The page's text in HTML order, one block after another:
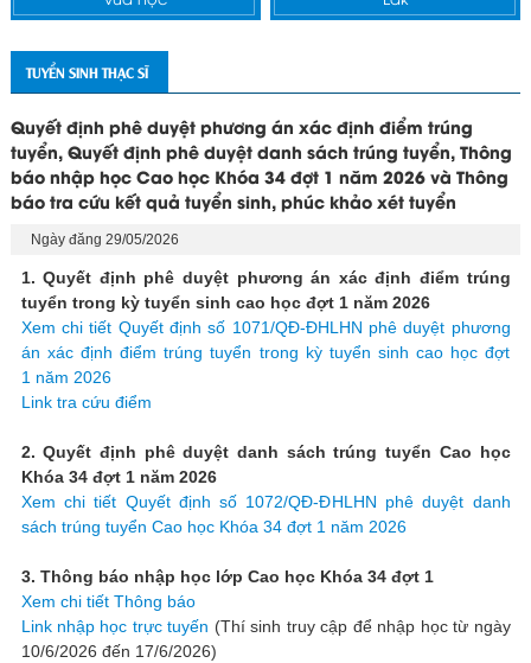
TUYỂN SINH THẠC SĨ
Quyết định phê duyệt phương án xác định điểm trúng
tuyển, Quyết định phê duyệt danh sách trúng tuyển, Thông
báo nhập học Cao học Khóa 34 đợt 1 năm 2026 và Thông
báo tra cứu kết quả tuyển sinh, phúc khảo xét tuyển
Ngày đăng 29/05/2026
1. Quyết định phê duyệt phương án xác định điểm trúng
tuyển trong kỳ tuyển sinh cao học đợt 1 năm 2026
Xem chi tiết Quyết định số 1071/QĐ-ĐHLHN phê duyệt phương
án xác định điểm trúng tuyển trong kỳ tuyển sinh cao học đợt
1 năm 2026
Link tra cứu điểm
2. Quyết định phê duyệt danh sách trúng tuyển Cao học
Khóa 34 đợt 1 năm 2026
Xem chi tiết Quyết định số 1072/QĐ-ĐHLHN phê duyệt danh
sách trúng tuyển Cao học Khóa 34 đợt 1 năm 2026
3. Thông báo nhập học lớp Cao học Khóa 34 đợt 1
Xem chi tiết Thông báo
Link nhập học trực tuyến (Thí sinh truy cập để nhập học từ ngày
10/6/2026 đến 17/6/2026)